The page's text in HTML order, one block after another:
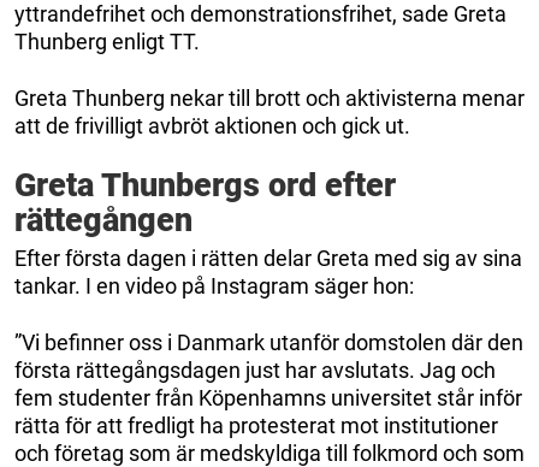
yttrandefrihet och demonstrationsfrihet, sade Greta
Thunberg enligt TT.
Greta Thunberg nekar till brott och aktivisterna menar
att de frivilligt avbröt aktionen och gick ut.
Greta Thunbergs ord efter
rättegången
Efter första dagen i rätten delar Greta med sig av sina
tankar. I en video på Instagram säger hon:
”Vi befinner oss i Danmark utanför domstolen där den
första rättegångsdagen just har avslutats. Jag och
fem studenter från Köpenhamns universitet står inför
rätta för att fredligt ha protesterat mot institutioner
och företag som är medskyldiga till folkmord och som